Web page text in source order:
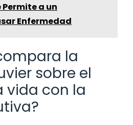
a un
Enfermedad
la
sobre el
vida con la